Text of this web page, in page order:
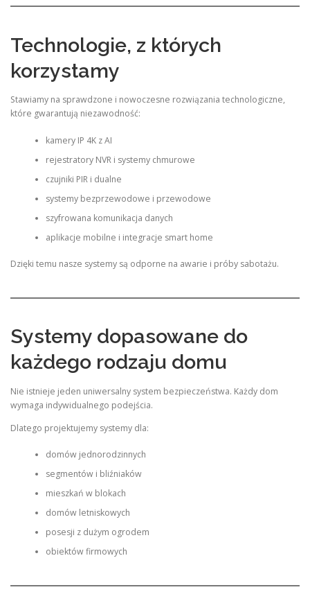
Technologie, z których
korzystamy
Stawiamy na sprawdzone i nowoczesne rozwiązania technologiczne,
które gwarantują niezawodność:
kamery IP 4K z AI
rejestratory NVR i systemy chmurowe
czujniki PIR i dualne
systemy bezprzewodowe i przewodowe
szyfrowana komunikacja danych
aplikacje mobilne i integracje smart home
Dzięki temu nasze systemy są odporne na awarie i próby sabotażu.
Systemy dopasowane do
każdego rodzaju domu
Nie istnieje jeden uniwersalny system bezpieczeństwa. Każdy dom
wymaga indywidualnego podejścia.
Dlatego projektujemy systemy dla:
domów jednorodzinnych
segmentów i bliźniaków
mieszkań w blokach
domów letniskowych
posesji z dużym ogrodem
obiektów firmowych